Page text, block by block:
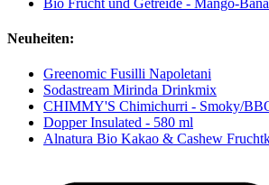
Neuheiten:
Greenomic Fusilli Napoletani
Sodastream Mirinda Drinkmix
CHIMMY'S Chimichurri - Smoky/
Dopper Insulated - 580 ml
Alnatura Bio Kakao & Cashew